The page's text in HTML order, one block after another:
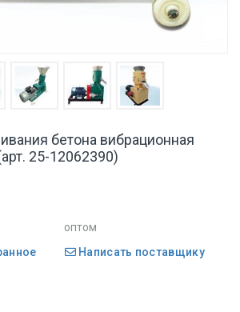
бетона вибрационная
25-12062390)
оптом
Написать поставщику